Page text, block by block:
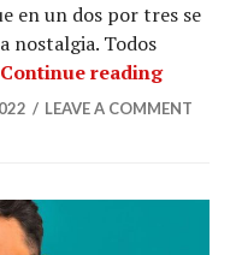
en un dos por tres se
nostalgia. Todos
Continue readingMarca
LEAVE A COMMENT